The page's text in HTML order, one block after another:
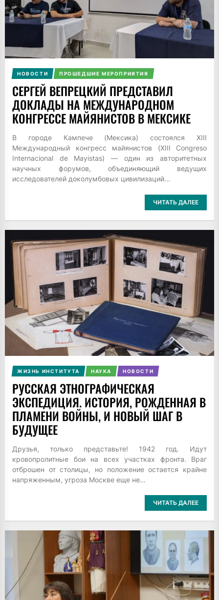
НОВОСТИ ПРОШЕДШИЕ МЕРОПРИЯТИЯ
СЕРГЕЙ ВЕПРЕЦКИЙ ПРЕДСТАВИЛ
ДОКЛАДЫ НА МЕЖДУНАРОДНОМ
КОНГРЕССЕ МАЙЯНИСТОВ В МЕКСИКЕ
В городе Кампече (Мексика) состоялся XIII
Международный конгресс майянистов (XIII Congreso
Internacional de Mayistas) — один из авторитетных
научных форумов, объединяющий ведущих
исследователей доколумбовых цивилизаций...
ЧИТАТЬ ДАЛЕЕ
ЖИЗНЬ ИНСТИТУТА НАУКА НОВОСТИ
РУССКАЯ ЭТНОГРАФИЧЕСКАЯ
ЭКСПЕДИЦИЯ. ИСТОРИЯ, РОЖДЕННАЯ В
ПЛАМЕНИ ВОЙНЫ, И НОВЫЙ ШАГ В
БУДУЩЕЕ
Друзья, только представьте! 1942 год. Идут
кровопролитные бои на всех участках фронта. Враг
отброшен от столицы, но положение остается крайне
напряженным, угроза Москве еще не...
ЧИТАТЬ ДАЛЕЕ